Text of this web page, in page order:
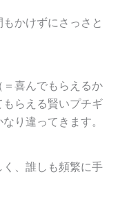
かけずにさっさと
＝喜んでもらえるか
らえる賢いプチギ
り違ってきます。
、誰しも頻繁に手